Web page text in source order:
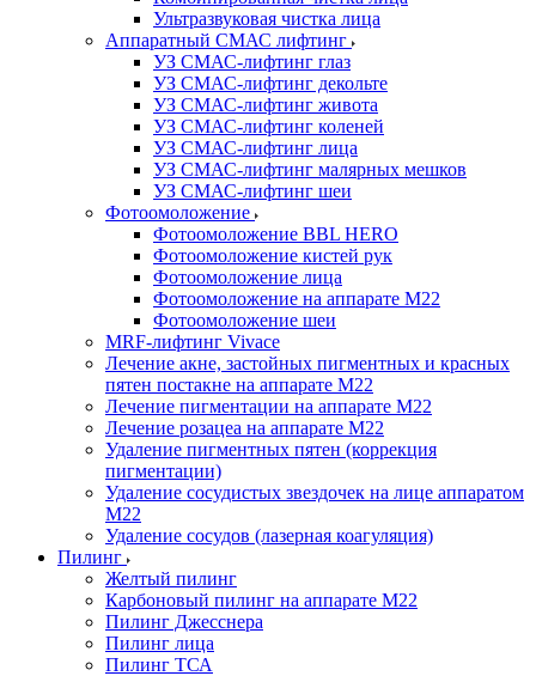
Ультразвуковая чистка лица
Аппаратный СМАС лифтинг
УЗ СМАС-лифтинг глаз
УЗ СМАС-лифтинг декольте
УЗ СМАС-лифтинг живота
УЗ СМАС-лифтинг коленей
УЗ СМАС-лифтинг лица
УЗ СМАС-лифтинг малярных мешков
УЗ СМАС-лифтинг шеи
Фотоомоложение
Фотоомоложение BBL HERO
Фотоомоложение кистей рук
Фотоомоложение лица
Фотоомоложение на аппарате M22
Фотоомоложение шеи
MRF-лифтинг Vivace
Лечение акне, застойных пигментных и красных
пятен постакне на аппарате М22
Лечение пигментации на аппарате М22
Лечение розацеа на аппарате M22
Удаление пигментных пятен (коррекция
пигментации)
Удаление сосудистых звездочек на лице аппаратом
М22
Удаление сосудов (лазерная коагуляция)
Пилинг
Желтый пилинг
Карбоновый пилинг на аппарате M22
Пилинг Джесснера
Пилинг лица
Пилинг ТСА